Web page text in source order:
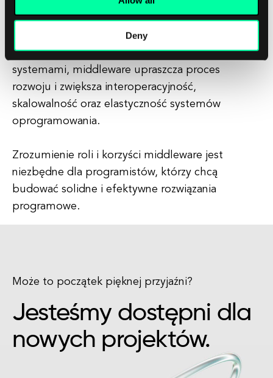
Deny
różnymi aplikacjami, systemami i bazami danych.
Abstrahując złożoności komunikacji między
systemami, middleware upraszcza proces
rozwoju i zwiększa interoperacyjność,
skalowalność oraz elastyczność systemów
oprogramowania.
Zrozumienie roli i korzyści middleware jest
niezbędne dla programistów, którzy chcą
budować solidne i efektywne rozwiązania
programowe.
Może to początek pięknej przyjaźni?
Jesteśmy dostępni dla
nowych projektów.